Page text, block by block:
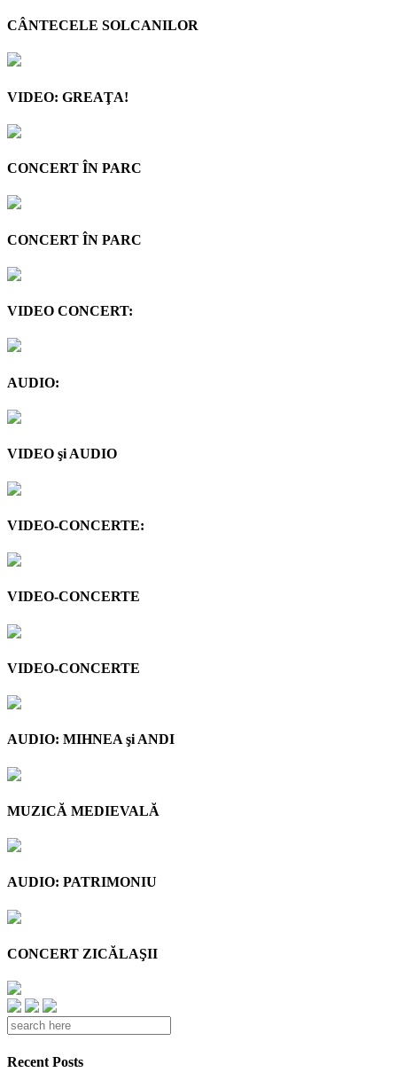
CÂNTECELE SOLCANILOR
VIDEO: GREAŢA!
CONCERT ÎN PARC
CONCERT ÎN PARC
VIDEO CONCERT:
AUDIO:
VIDEO şi AUDIO
VIDEO-CONCERTE:
VIDEO-CONCERTE
VIDEO-CONCERTE
AUDIO: MIHNEA şi ANDI
MUZICĂ MEDIEVALĂ
AUDIO: PATRIMONIU
CONCERT ZICĂLAŞII
Recent Posts